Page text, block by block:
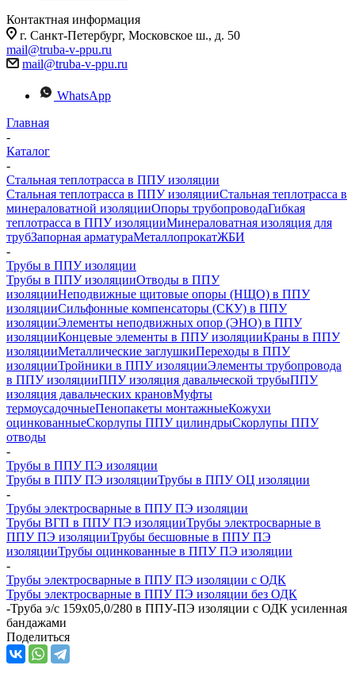
Контактная информация
г. Санкт-Петербург, Московское ш., д. 50
mail@truba-v-ppu.ru
mail@truba-v-ppu.ru
WhatsApp
Главная
-
Каталог
-
Стальная теплотрасса в ППУ изоляции
Стальная теплотрасса в ППУ изоляцииСтальная теплотрасса в
минераловатной изоляцииОпоры трубопроводаГибкая
теплотрасса в ППУ изоляцииМинераловатная изоляция для
трубЗапорная арматураМеталлопрокатЖБИ
-
Трубы в ППУ изоляции
Трубы в ППУ изоляцииОтводы в ППУ
изоляцииНеподвижные щитовые опоры (НЩО) в ППУ
изоляцииCильфонные компенсаторы (СКУ) в ППУ
изоляцииЭлементы неподвижных опор (ЭНО) в ППУ
изоляцииКонцевые элементы в ППУ изоляцииКраны в ППУ
изоляцииМеталлические заглушкиПереходы в ППУ
изоляцииТройники в ППУ изоляцииЭлементы трубопровода
в ППУ изоляцииППУ изоляция давальческой трубыППУ
изоляция давальческих крановМуфты
термоусадочныеПенопакеты монтажныеКожухи
оцинкованныеСкорлупы ППУ цилиндрыСкорлупы ППУ
отводы
-
Трубы в ППУ ПЭ изоляции
Трубы в ППУ ПЭ изоляцииТрубы в ППУ ОЦ изоляции
-
Трубы электросварные в ППУ ПЭ изоляции
Трубы ВГП в ППУ ПЭ изоляцииТрубы электросварные в
ППУ ПЭ изоляцииТрубы бесшовные в ППУ ПЭ
изоляцииТрубы оцинкованные в ППУ ПЭ изоляции
-
Трубы электросварные в ППУ ПЭ изоляции с ОДК
Трубы электросварные в ППУ ПЭ изоляции без ОДК
-Труба э/с 159х05,0/280 в ППУ-ПЭ изоляции с ОДК усиленная
бандажами
Поделиться